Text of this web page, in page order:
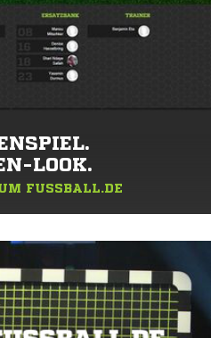
LOOK.
FUSSBALL.DE